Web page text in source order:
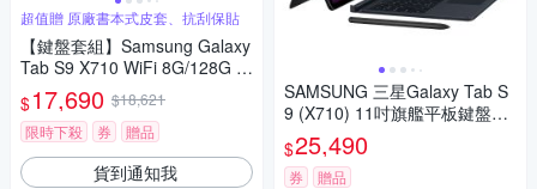
超值贈 原廠書本式皮套、抗刮保貼
【鍵盤套組】Samsung Galaxy
Tab S9 X710 WiFi 8G/128G 1
1吋平板 (特優精選福利品)
$17,690 $18,621
限時下殺
券 贈品
貨到通知我
SAMSUNG 三星Galaxy Tab S
9 (X710) 11吋旗艦平板鍵盤套
裝組-8G/128G
$25,490
券 贈品